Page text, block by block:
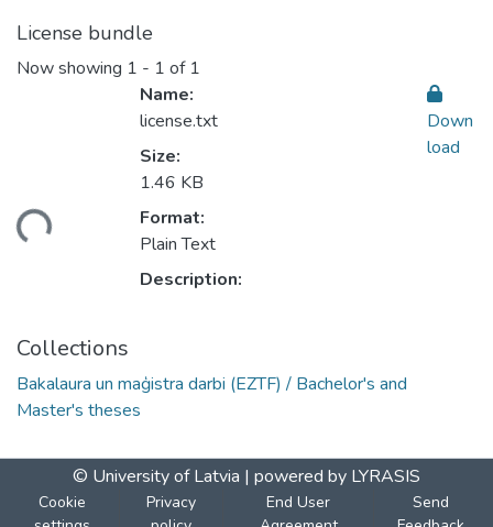
License bundle
Now showing 1 - 1 of 1
Name:
license.txt
Size:
1.46 KB
Format:
Plain Text
Description:
Down
load
Collections
Bakalaura un maģistra darbi (EZTF) / Bachelor's and
Master's theses
© University of Latvia | powered by LYRASIS
Cookie
Privacy
End User
Send